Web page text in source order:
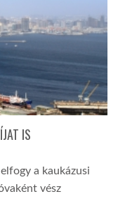
IS
a kaukázusi
vész